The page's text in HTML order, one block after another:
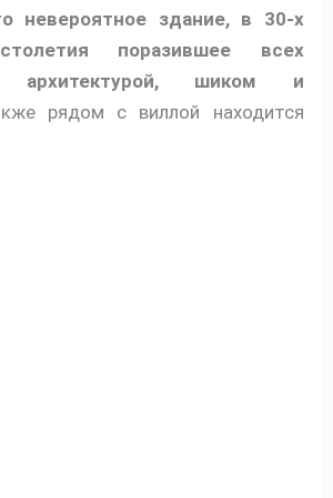
невероятное здание, в 30-х
поразившее всех
архитектурой, шиком и
рядом с виллой находится